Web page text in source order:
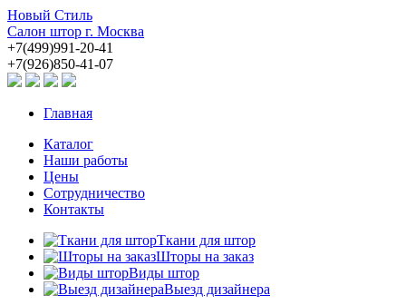
Новый Стиль
Салон штор г. Москва
+7(499)991-20-41
+7(926)850-41-07
Главная
Каталог
Наши работы
Цены
Сотрудничество
Контакты
Ткани для штор
Шторы на заказ
Виды штор
Выезд дизайнера